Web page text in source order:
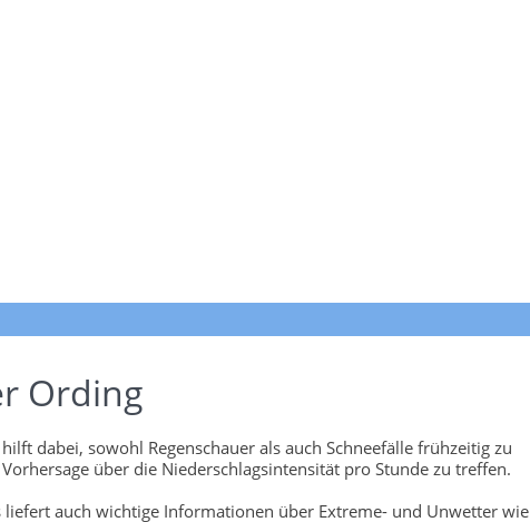
Ording
dabei, sowohl Regenschauer als auch Schneefälle frühzeitig zu
über die Niederschlagsintensität pro Stunde zu treffen.
liefert auch wichtige Informationen über Extreme- und Unwetter wie